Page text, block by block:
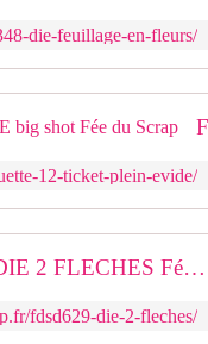
die-feuillage-en-fleurs/
12-ticket-plein-evide/
FDSD629 : DIE 2 FLECHES Fée du Scrap
fdsd629-die-2-fleches/